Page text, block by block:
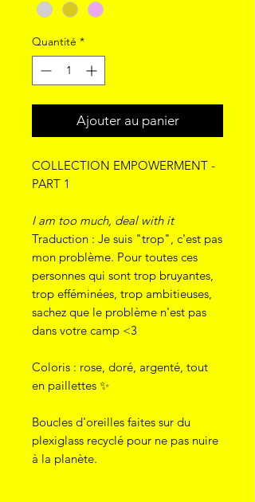
Quantité *
Ajouter au panier
COLLECTION EMPOWERMENT -
PART 1
I am too much, deal with it
Traduction : Je suis "trop", c'est pas
mon problème. Pour toutes ces
personnes qui sont trop bruyantes,
trop efféminées, trop ambitieuses,
sachez que le problème n'est pas
dans votre camp <3
Coloris : rose, doré, argenté, tout
en paillettes ✨
Boucles d'oreilles faites sur du
plexiglass recyclé pour ne pas nuire
à la planète.